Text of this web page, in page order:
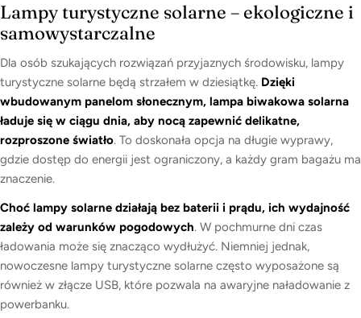
Lampy turystyczne solarne – ekologiczne i
samowystarczalne
Dla osób szukających rozwiązań przyjaznych środowisku, lampy
turystyczne solarne będą strzałem w dziesiątkę. Dzięki
wbudowanym panelom słonecznym, lampa biwakowa solarna
ładuje się w ciągu dnia, aby nocą zapewnić delikatne,
rozproszone światło. To doskonała opcja na długie wyprawy,
gdzie dostęp do energii jest ograniczony, a każdy gram bagażu ma
znaczenie.
Choć lampy solarne działają bez baterii i prądu, ich wydajność
zależy od warunków pogodowych. W pochmurne dni czas
ładowania może się znacząco wydłużyć. Niemniej jednak,
nowoczesne lampy turystyczne solarne często wyposażone są
również w złącze USB, które pozwala na awaryjne naładowanie z
powerbanku.